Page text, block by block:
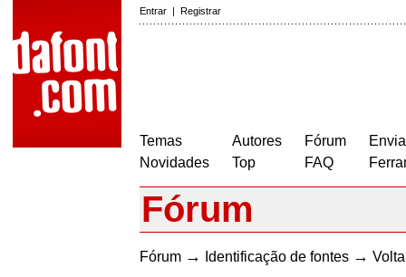
Entrar | Registrar
Temas
Novidades
Autores
Top
Fórum
FAQ
Fórum
Fórum → Identificação de fontes →